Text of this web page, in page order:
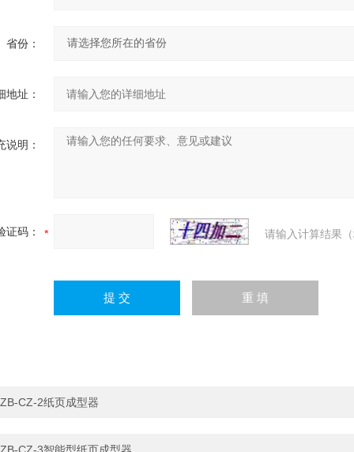
省份：
地址：
说明：
证码： 请输入计算结果
ZB-CZ-2纸页成型器